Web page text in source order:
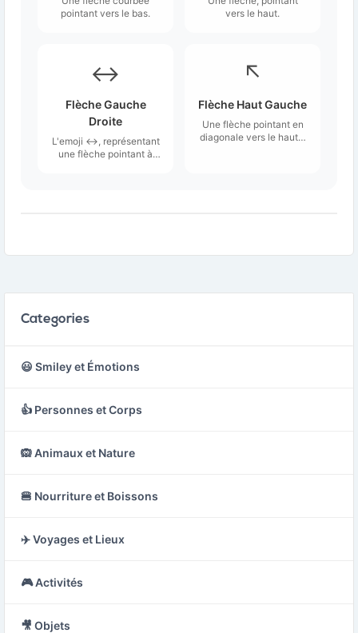
pointant vers le bas.
vers le haut.
↔️
Flèche Gauche
Droite
L'emoji ↔️, représentant
une flèche pointant à
↖️
Flèche Haut Gauche
Une flèche pointant en
diagonale vers le haut à
Categories
😃 Smiley et Émotions
👍 Personnes et Corps
🙉 Animaux et Nature
🍔 Nourriture et Boissons
✈️ Voyages et Lieux
🎮 Activités
🎥 Objets